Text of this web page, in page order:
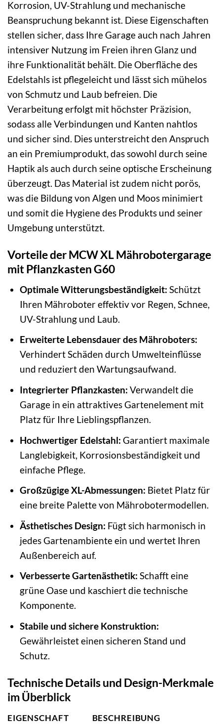
Korrosion, UV-Strahlung und mechanische
Beanspruchung bekannt ist. Diese Eigenschaften
stellen sicher, dass Ihre Garage auch nach Jahren
intensiver Nutzung im Freien ihren Glanz und
ihre Funktionalität behält. Die Oberfläche des
Edelstahls ist pflegeleicht und lässt sich mühelos
von Schmutz und Laub befreien. Die
Verarbeitung erfolgt mit höchster Präzision,
sodass alle Verbindungen und Kanten nahtlos
und sicher sind. Dies unterstreicht den Anspruch
an ein Premiumprodukt, das sowohl durch seine
Haptik als auch durch seine optische Erscheinung
überzeugt. Das Material ist zudem nicht porös,
was die Bildung von Algen und Moos minimiert
und somit die Hygiene des Produkts und seiner
Umgebung unterstützt.
Vorteile der MCW XL Mährobotergarage
mit Pflanzkasten G60
Optimale Witterungsbeständigkeit: Schützt
Ihren Mähroboter effektiv vor Regen, Schnee,
UV-Strahlung und Laub.
Erweiterte Lebensdauer des Mähroboters:
Verhindert Schäden durch Umwelteinflüsse
und reduziert den Wartungsaufwand.
Integrierter Pflanzkasten: Verwandelt die
Garage in ein attraktives Gartenelement mit
Platz für Ihre Lieblingspflanzen.
Hochwertiger Edelstahl: Garantiert maximale
Langlebigkeit, Korrosionsbeständigkeit und
einfache Pflege.
Großzügige XL-Abmessungen: Bietet Platz für
eine breite Palette von Mährobotermodellen.
Ästhetisches Design: Fügt sich harmonisch in
jedes Gartenambiente ein und wertet Ihren
Außenbereich auf.
Verbesserte Gartenästhetik: Schafft eine
grüne Oase und kaschiert die technische
Komponente.
Stabile und sichere Konstruktion:
Gewährleistet einen sicheren Stand und
Schutz.
Technische Details und Design-Merkmale
im Überblick
EIGENSCHAFT BESCHREIBUNG